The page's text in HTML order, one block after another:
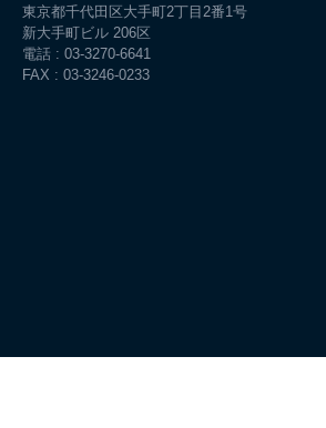
東京都千代田区大手町2丁目2番1号
新大手町ビル 206区
電話 : 03-3270-6641
FAX : 03-3246-0233